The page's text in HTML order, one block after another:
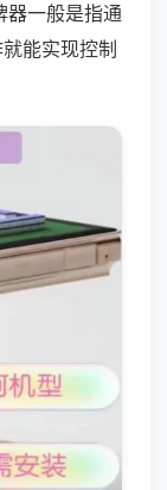
器一般是指通
能实现控制